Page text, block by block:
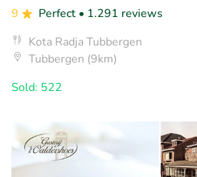
9
Perfect • 1.291 reviews
Kota Radja Tubbergen
Tubbergen (9km)
Sold: 522